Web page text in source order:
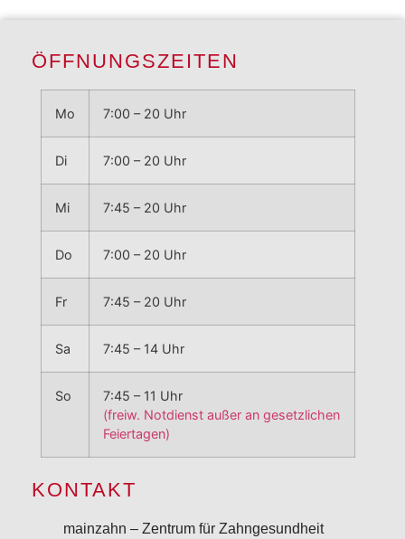
ÖFFNUNGSZEITEN
Mo 7:00 – 20 Uhr
Di 7:00 – 20 Uhr
Mi 7:45 – 20 Uhr
Do 7:00 – 20 Uhr
Fr 7:45 – 20 Uhr
Sa 7:45 – 14 Uhr
So
7:45 – 11 Uhr
(freiw. Notdienst außer an gesetzlichen
Feiertagen)
KONTAKT
mainzahn – Zentrum für Zahngesundheit